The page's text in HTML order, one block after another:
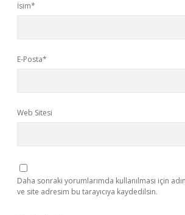
İsim*
E-Posta*
Web Sitesi
Daha sonraki yorumlarımda kullanılması için
ve site adresim bu tarayıcıya kaydedilsin.